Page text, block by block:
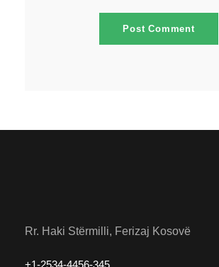
Rr. Haki Stërmilli, Ferizaj Kosovë